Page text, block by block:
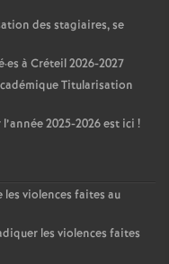
des stagiaires, se
·es à Créteil 2026-2027
Titularisation
2025-2026 est ici !
violences faites au
les violences faites